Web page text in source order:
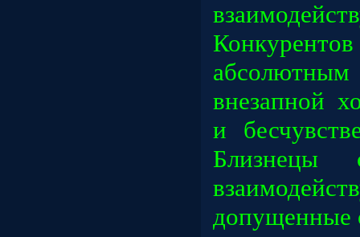
внезапной
и
Близнецы
допущенные